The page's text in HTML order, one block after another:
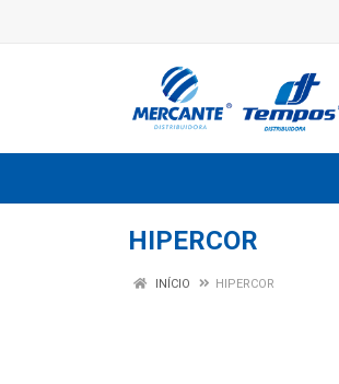
HIPERCOR
INÍCIO HIPERCOR